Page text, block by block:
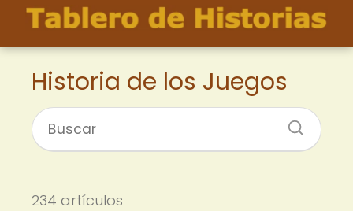
Historia de los Juegos
234 artículos